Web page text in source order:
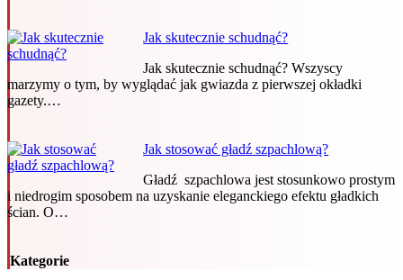
Jak skutecznie schudnąć?
Jak skutecznie schudnąć? Wszyscy
marzymy o tym, by wyglądać jak gwiazda z pierwszej okładki
gazety.…
Jak stosować gładź szpachlową?
Gładź szpachlowa jest stosunkowo prostym
i niedrogim sposobem na uzyskanie eleganckiego efektu gładkich
ścian. O…
Kategorie